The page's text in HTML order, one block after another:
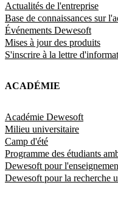
Actualités de l'entreprise
Base de connaissances sur
Événements Dewesoft
Mises à jour des produits
S'inscrire à la lettre
ACADÉMIE
Académie Dewesoft
Milieu universitaire
Camp d'été
Programme des étudiants
Dewesoft pour
Dewesoft pour la recherche